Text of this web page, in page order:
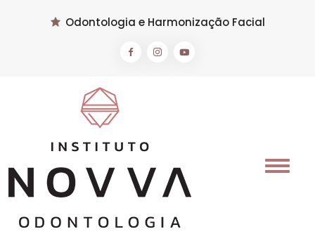
Odontologia e Harmonização Facial